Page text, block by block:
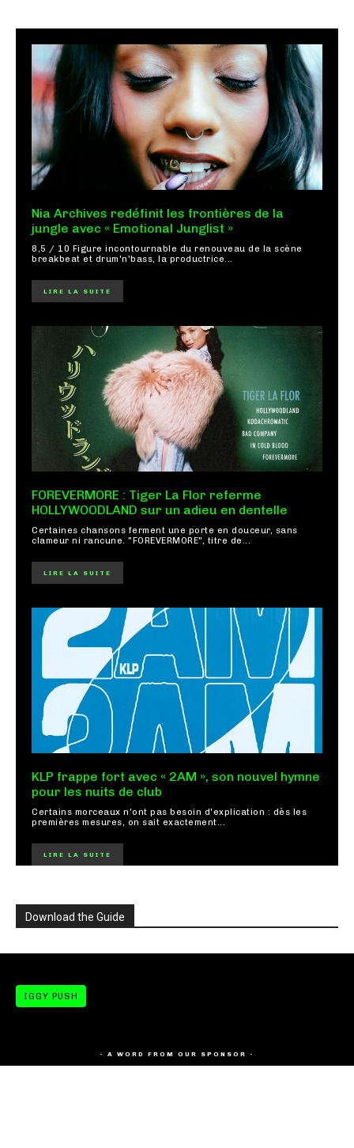
Nia Archives redéfinit les frontières de la
jungle avec « Emotional Junglist »
8,5 / 10 Figure incontournable du renouveau de la scène
breakbeat et drum'n'bass, la productrice...
LIRE LA SUITE
FOREVERMORE : Tiger La Flor referme
HOLLYWOODLAND sur un adieu en dentelle
Certaines chansons ferment une porte en douceur, sans
clameur ni rancune. "FOREVERMORE", titre de...
LIRE LA SUITE
KLP frappe fort avec « 2AM », son nouvel hymne
pour les nuits de club
Certains morceaux n'ont pas besoin d'explication : dès les
premières mesures, on sait exactement...
LIRE LA SUITE
Download the Guide
IGGY PUSH
- A WORD FROM OUR SPONSOR -